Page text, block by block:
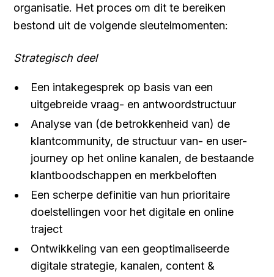
organisatie. Het proces om dit te bereiken
bestond uit de volgende sleutelmomenten:
Strategisch deel
Een intakegesprek op basis van een
uitgebreide vraag- en antwoordstructuur
Analyse van (de betrokkenheid van) de
klantcommunity, de structuur van- en user-
journey op het online kanalen, de bestaande
klantboodschappen en merkbeloften
Een scherpe definitie van hun prioritaire
doelstellingen voor het digitale en online
traject
Ontwikkeling van een geoptimaliseerde
digitale strategie, kanalen, content &